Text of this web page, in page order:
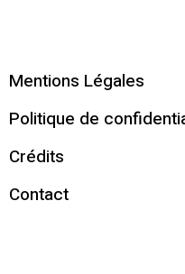
Mentions Légales
Politique de
Crédits
Contact